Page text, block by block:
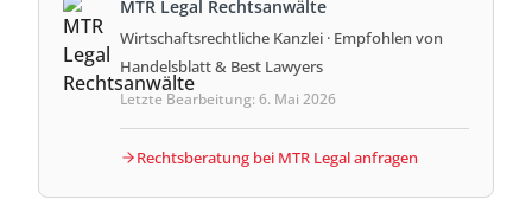
MTR Legal Rechtsanwälte
Wirtschaftsrechtliche Kanzlei · Empfohlen von
Handelsblatt & Best Lawyers
Letzte Bearbeitung: 6. Mai 2026
Rechtsberatung bei MTR Legal anfragen